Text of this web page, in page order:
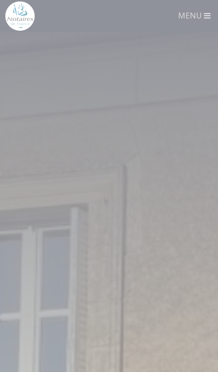
MENU
Panneau de gestion des cookies